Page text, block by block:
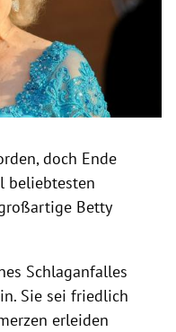
doch Ende
beliebtesten
Betty
Schlaganfalles
Sie sei friedlich
erleiden